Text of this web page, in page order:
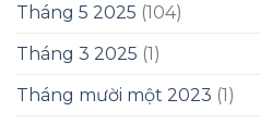
Tháng 5 2025 (104)
Tháng 3 2025 (1)
Tháng mười một 2023 (1)